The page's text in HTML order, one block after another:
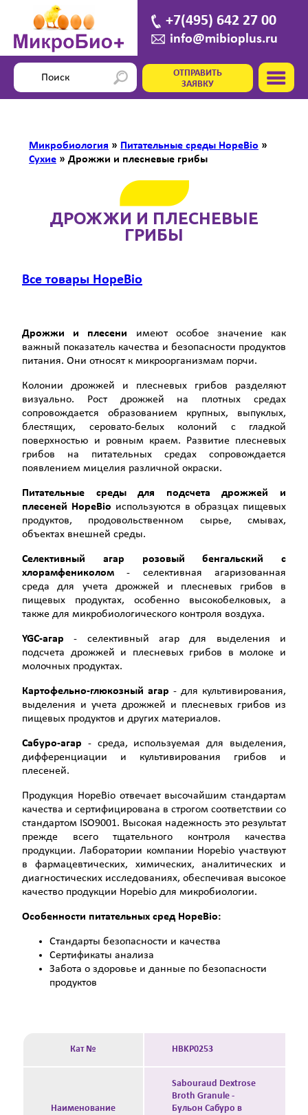
+7(495) 642 27 00
info@mibioplus.ru
ОТПРАВИТЬ
ЗАЯВКУ
Микробиология » Питательные среды HopeBio »
Сухие » Дрожжи и плесневые грибы
ДРОЖЖИ И ПЛЕСНЕВЫЕ
ГРИБЫ
Все товары HopeBio
Дрожжи и плесени имеют особое значение как
важный показатель качества и безопасности продуктов
питания. Они относят к микроорганизмам порчи.
Колонии дрожжей и плесневых грибов разделяют
визуально. Рост дрожжей на плотных средах
сопровождается образованием крупных, выпуклых,
блестящих, серовато-белых колоний с гладкой
поверхностью и ровным краем. Развитие плесневых
грибов на питательных средах сопровождается
появлением мицелия различной окраски.
Питательные среды для подсчета дрожжей и
плесеней HopeBio используются в образцах пищевых
продуктов, продовольственном сырье, смывах,
объектах внешней среды.
Селективный агар розовый бенгальский с
хлорамфениколом - селективная агаризованная
среда для учета дрожжей и плесневых грибов в
пищевых продуктах, особенно высокобелковых, а
также для микробиологи­ческого контроля воздуха.
YGC-агар - селективный агар для выделения и
подсчета дрожжей и плесневых грибов в молоке и
молочных продуктах.
Картофельно-глюкозный агар - для культивирования,
выделения и учета дрожжей и плесневых грибов из
пищевых продуктов и других материалов.
Сабуро-агар - среда, используемая для выделения,
дифференциации и культивирования грибов и
плесеней.
Продукция HopeBio отвечает высочайшим стандартам
качества и сертифицирована в строгом соответствии со
стандартом ISO9001. Высокая надежность это результат
прежде всего тщательного контроля качества
продукции. Лаборатории компании Hopebio участвуют
в фармацевтических, химических, аналитических и
диагностических исследованиях, обеспечивая высокое
качество продукции Hopebio для микробиологии.
Особенности питательных сред HopeBio:
Стандарты безопасности и качества
Сертификаты анализа
Забота о здоровье и данные по безопасности
продуктов
Кат № HBKP0253
Наименование
Sabouraud Dextrose
Broth Granule -
Бульон Сабуро в